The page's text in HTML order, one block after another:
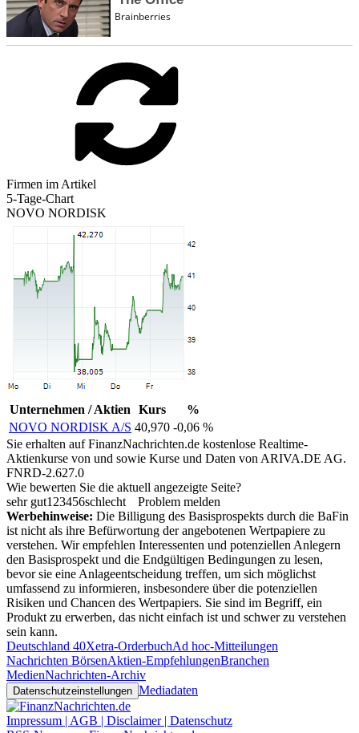
Firmen im Artikel
5-Tage-Chart
NOVO NORDISK
Unternehmen / Aktien Kurs
%
NOVO NORDISK A/S 40,970 -0,06 %
Sie erhalten auf FinanzNachrichten.de kostenlose Realtime-
Aktienkurse von und sowie Kurse und Daten von ARIVA.DE AG.
FNRD-2.627.0
Wie bewerten Sie die aktuell angezeigte Seite?
sehr gut1 23456schlecht
Problem melden
Werbehinweise: Die Billigung des Basisprospekts durch die BaFin
ist nicht als ihre Befürwortung der angebotenen Wertpapiere zu
verstehen. Wir empfehlen Interessenten und potenziellen Anlegern
den Basisprospekt und die Endgültigen Bedingungen zu lesen,
bevor sie eine Anlageentscheidung treffen, um sich möglichst
umfassend zu informieren, insbesondere über die potenziellen
Risiken und Chancen des Wertpapiers. Sie sind im Begriff, ein
Produkt zu erwerben, das nicht einfach ist und schwer zu verstehen
sein kann.
Deutschland 40Xetra-OrderbuchAd hoc-Mitteilungen
Nachrichten BörsenAktien-EmpfehlungenBranchen
MedienNachrichten-Archiv
Datenschutzeinstellungen Mediadaten
Impressum | AGB | Disclaimer | Datenschutz